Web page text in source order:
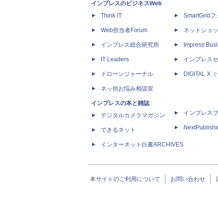
インプレスのビジネスWeb
Think IT
Web担当者Forum
インプレス総合研究所
IT Leaders
ドローンジャーナル
ネッ担お悩み相談室
インプレスの本と雑誌
デジタルカメラマガジン
できるネット
インターネット白書ARCHIVES
SmartGridフ
ネットショ
Impress
インプレス
DIGITAL X（
インプレス
本サイトのご利用について お問い合わせ